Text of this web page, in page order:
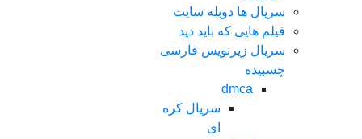
سریال ها دوبله سایت
فیلم هایی که باید دید
سریال زیرنویس فارسی
چسبیده
dmca
سریال کره
ای